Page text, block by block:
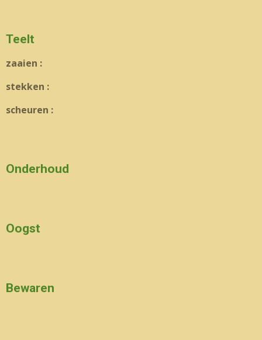
Teelt
zaaien :
stekken :
scheuren :
Onderhoud
Oogst
Bewaren